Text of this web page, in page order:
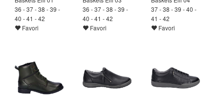
36 - 37 - 38 - 39 -
40 - 41 - 42
Favori
36 - 37 - 38 - 39 -
40 - 41 - 42
Favori
37 - 38 - 39 - 40 -
41 - 42
Favori